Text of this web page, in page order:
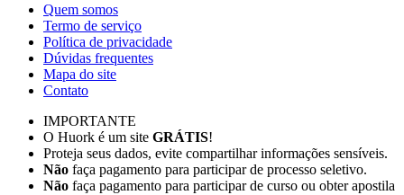
Quem somos
Termo de serviço
Política de privacidade
Dúvidas frequentes
Mapa do site
Contato
IMPORTANTE
O Huork é um site GRÁTIS!
Proteja seus dados, evite compartilhar informações sensíveis.
Não faça pagamento para participar de processo seletivo.
Não faça pagamento para participar de curso ou obter apostila